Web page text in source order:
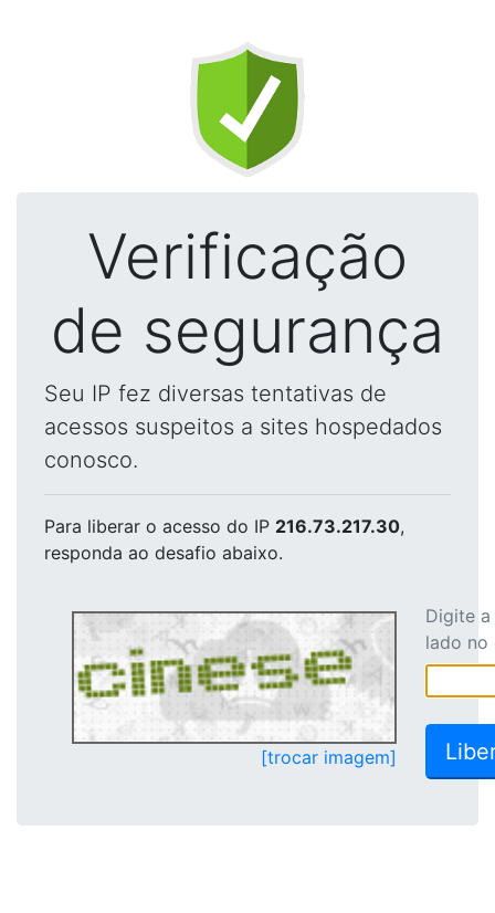
Verificação
de segurança
Seu IP fez diversas tentativas de
acessos suspeitos a sites hospedados
conosco.
Para liberar o acesso do IP 216.73.217.30,
responda ao desafio abaixo.
[trocar imagem]
Digite
lado no